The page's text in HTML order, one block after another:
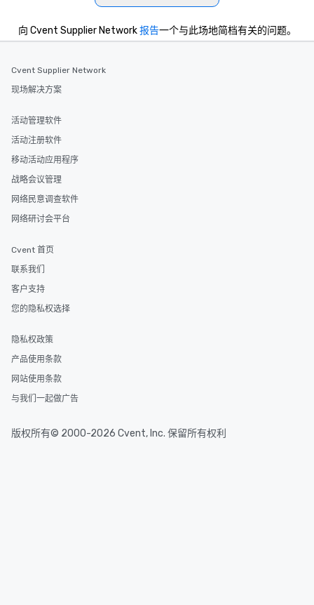
向 Cvent Supplier Network报告一个与此场地简档有关的问题。
Cvent Supplier Network
现场解决方案
活动管理软件
活动注册软件
移动活动应用程序
战略会议管理
网络民意调查软件
网络研讨会平台
Cvent 首页
联系我们
客户支持
您的隐私权选择
隐私权政策
产品使用条款
网站使用条款
与我们一起做广告
版权所有© 2000-2026 Cvent, Inc. 保留所有权利